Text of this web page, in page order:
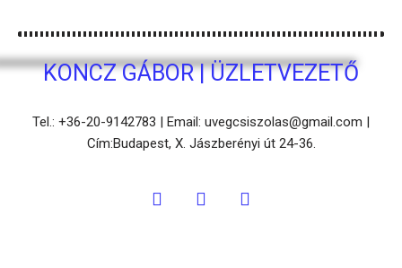
KONCZ GÁBOR | ÜZLETVEZETŐ
Tel.: +36-20-9142783 | Email: uvegcsiszolas@gmail.com |
Cím:Budapest, X. Jászberényi út 24-36.